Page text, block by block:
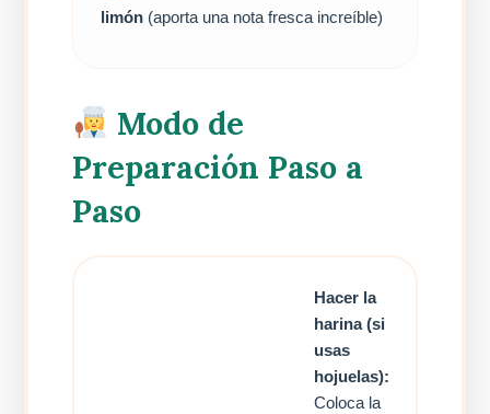
limón (aporta una nota fresca increíble)
Modo de
Preparación Paso a
Paso
Hacer la
harina (si
usas
hojuelas):
Coloca la